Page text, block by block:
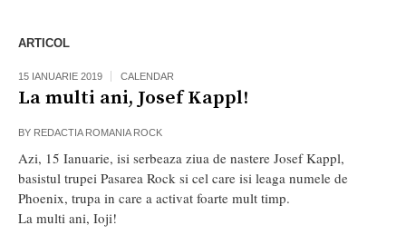
ARTICOL
15 IANUARIE 2019 CALENDAR
La multi ani, Josef Kappl!
BY REDACTIA ROMANIA ROCK
Azi, 15 Ianuarie, isi serbeaza ziua de nastere Josef Kappl,
basistul trupei Pasarea Rock si cel care isi leaga numele de
Phoenix, trupa in care a activat foarte mult timp.
La multi ani, Ioji!